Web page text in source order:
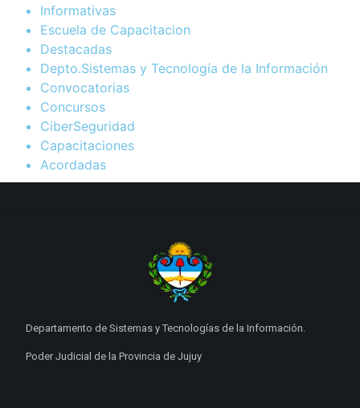
Informativas
Escuela de Capacitacion
Destacadas
Depto.Sistemas y Tecnología de la Información
Convocatorias
Concursos
CiberSeguridad
Capacitaciones
Acordadas
Departamento de Sistemas y Tecnologías de la Información.
Poder Judicial de la Provincia de Jujuy